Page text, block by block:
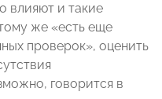
влияют и такие
же «есть еще
проверок», оценить
говорится в